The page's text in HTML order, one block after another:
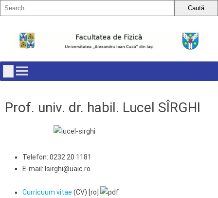
content
Prof. univ. dr. habil. Lucel SÎRGHI
Telefon: 0232 20 1181
E-mail: lsirghi@uaic.ro
Curricuum vitae (CV) [ro]